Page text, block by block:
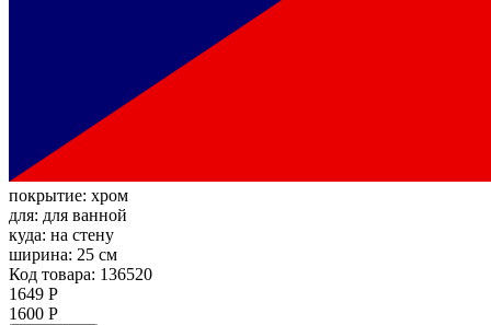
покрытие: хром
для: для ванной
куда: на стену
ширина: 25 см
Код товара: 136520
1649 Р
1600 Р